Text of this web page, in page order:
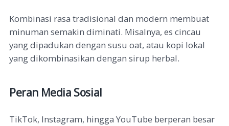
Kombinasi rasa tradisional dan modern membuat
minuman semakin diminati. Misalnya, es cincau
yang dipadukan dengan susu oat, atau kopi lokal
yang dikombinasikan dengan sirup herbal.
Peran Media Sosial
TikTok, Instagram, hingga YouTube berperan besar